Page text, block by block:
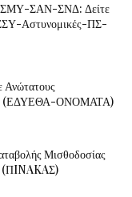
ΣΜΥ-ΣΑΝ-ΣΝΔ: Δείτε
Αστυνομικές-ΠΣ-
Ανώτατους
(ΕΔΥΕΘΑ-ΟΝΟΜΑΤΑ)
Μισθοδοσίας
(ΠINAKAΣ)